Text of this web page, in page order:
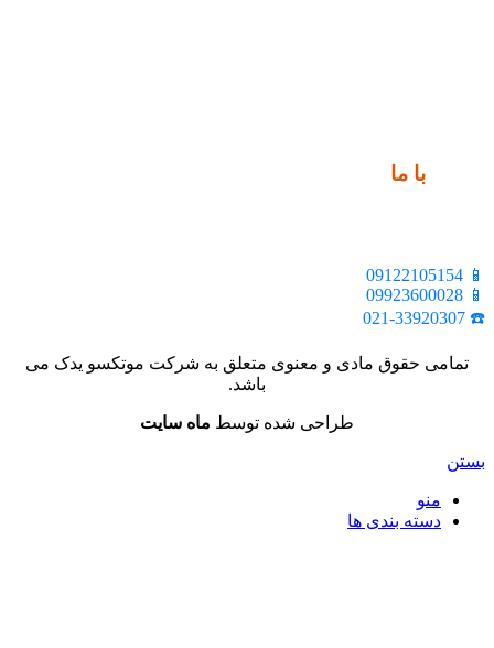
با ما
📱 09122105154
📱 09923600028
☎️ 021-33920307
تمامی حقوق مادی و معنوی متعلق به شرکت موتکسو یدک می
باشد.
طراحی شده توسط ماه سایت
بستن
منو
دسته بندی ها